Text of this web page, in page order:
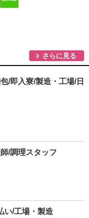
さらに見る
/即入寮/製造・工場/日
/調理スタッフ
い/工場・製造